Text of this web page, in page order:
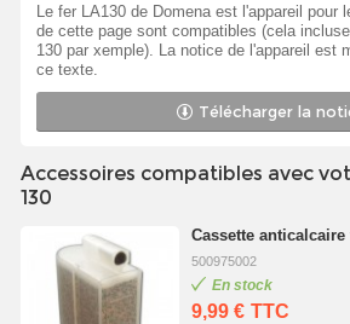
Le fer LA130 de Domena est l'appareil pour
de cette page sont compatibles (cela
130 par xemple). La notice de l'appareil est
ce texte.
Télécharger la
Accessoires compatibles avec
130
Cassette
500975002
En stock
9,99 € TTC